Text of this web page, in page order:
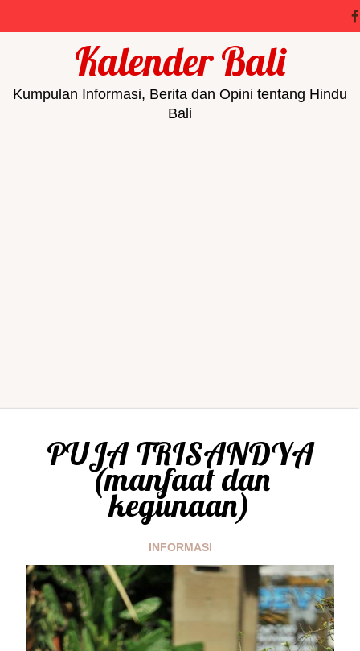
Kalender Bali
Kumpulan Informasi, Berita dan Opini tentang Hindu
Bali
PUJA TRISANDYA
(manfaat dan
kegunaan)
INFORMASI